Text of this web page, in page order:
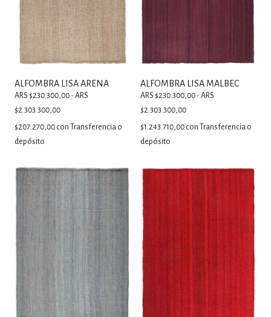
ALFOMBRA LISA ARENA
ARS $230.300,00 - ARS
$2.303.300,00
$207.270,00 con
Transferencia o
depósito
ALFOMBRA LISA MALBEC
ARS $230.300,00 - ARS
$2.303.300,00
$1.243.710,00 con
Transferencia o
depósito